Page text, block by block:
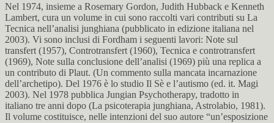
Nel 1974, insieme a Rosemary Gordon, Judith Hubback e Kenneth
Lambert, cura un volume in cui sono raccolti vari contributi su La
Tecnica nell’analisi junghiana (pubblicato in edizione italiana nel
2003). Vi sono inclusi di Fordham i seguenti lavori: Note sul
transfert (1957), Controtransfert (1960), Tecnica e controtransfert
(1969), Note sulla conclusione dell’analisi (1969) più una replica a
un contributo di Plaut. (Un commento sulla mancata incarnazione
dell’archetipo). Del 1976 è lo studio Il Sè e l’autismo (ed. it. Magi
2003). Nel 1978 pubblica Jungian Psychotherapy, tradotto in
italiano tre anni dopo (La psicoterapia junghiana, Astrolabio, 1981).
Il volume costituisce, nelle intenzioni del suo autore “un’esposizione